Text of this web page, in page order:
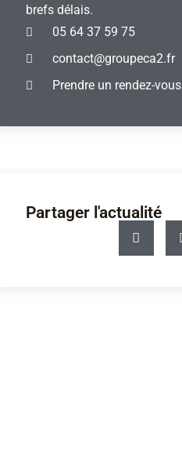
brefs délais.
05 64 37 59 75
contact@groupeca2.fr
Prendre un rendez-vous
Partager l'actualité